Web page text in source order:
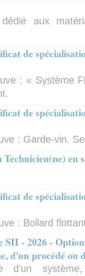
aux
de
: « Système
de
: Garde-vin.
en
de
: Bollard
SII - 2026 -
d'un procédé ou
d'un